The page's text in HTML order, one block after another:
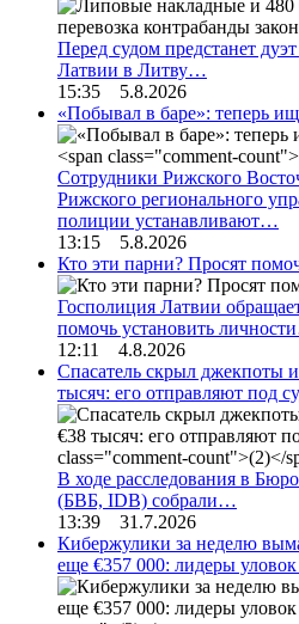
Перед судом предстанет
Латвии в Литву…
15:35 5.8.2026
«Побывал в баре»: теперь
Сотрудники Рижского
Рижского регионального
полиции устанавливают…
13:15 5.8.2026
Кто эти парни? Просят
Госполиция Латвии
помочь установить
12:11 4.8.2026
Спасатель скрыл джекпоты
тысяч: его отправляют под
В ходе расследования в
(БВБ, IDB) собрали…
13:39 31.7.2026
Кибержулики за неделю
еще €357 000: лидеры уловок